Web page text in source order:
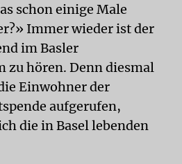
schon einige Male
Immer wieder ist der
im Basler
zu hören. Denn diesmal
Einwohner der
aufgerufen,
die in Basel lebenden